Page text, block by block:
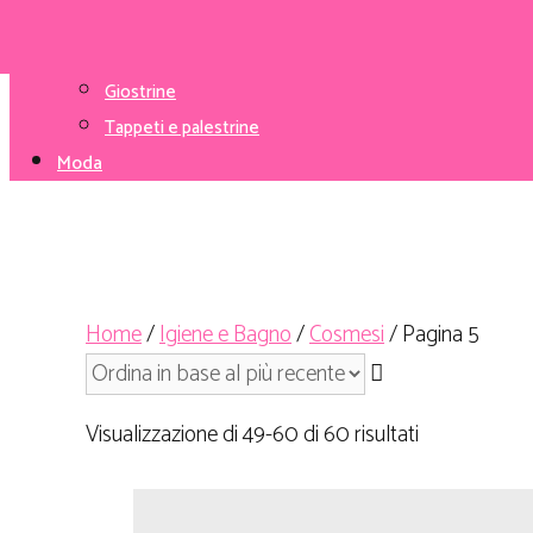
Giostrine
Tappeti e palestrine
Moda
Home/Igiene e Bagno/Cosmesi/ Pagina 5
Visualizzazione di 49-60 di 60 risultati